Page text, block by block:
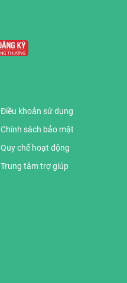
Điều khoản sử dụng
Chính sách bảo mật
Quy chế hoạt động
Trung tâm trợ giúp